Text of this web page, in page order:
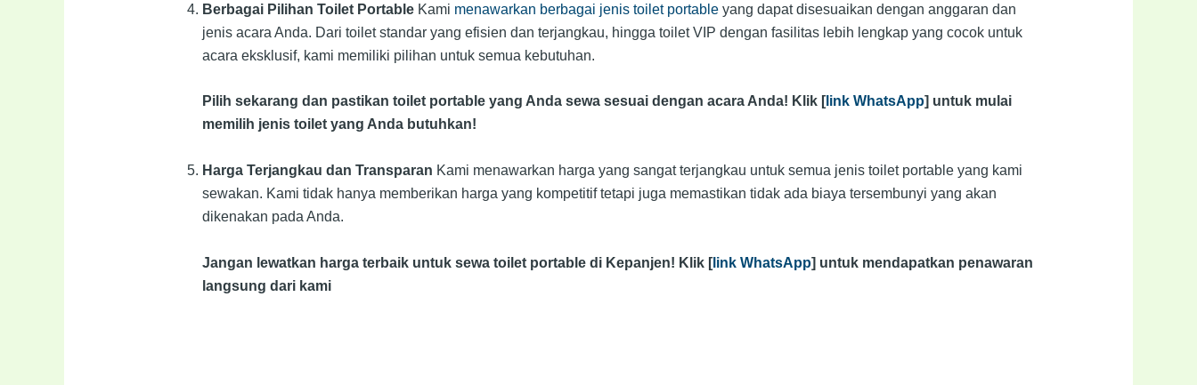
Berbagai Pilihan Toilet PortableKami menawarkan berbagai jenis toilet portableyang dapat disesuaikan dengan anggaran dan
jenis acara Anda. Dari toilet standar yang efisien dan terjangkau, hingga toilet VIP dengan fasilitas lebih lengkap yang cocok untuk
acara eksklusif, kami memiliki pilihan untuk semua kebutuhan.
Pilih sekarang dan pastikan toilet portable yang Anda sewa sesuai dengan acara Anda! Klik [link WhatsApp] untuk mulai
memilih jenis toilet yang Anda butuhkan!
Harga Terjangkau dan Transparan Kami menawarkan harga yang sangat terjangkau untuk semua jenis toilet portable yang kami
sewakan. Kami tidak hanya memberikan harga yang kompetitif tetapi juga memastikan tidak ada biaya tersembunyi yang akan
dikenakan pada Anda.
Jangan lewatkan harga terbaik untuk sewa toilet portable di Kepanjen! Klik [link WhatsApp] untuk mendapatkan penawaran
langsung dari kami